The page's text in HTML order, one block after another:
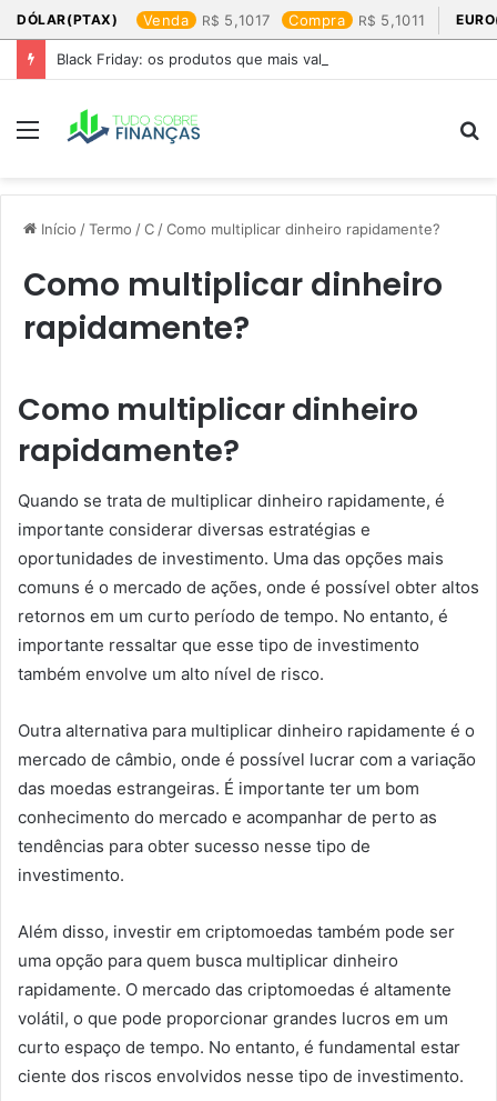
DÓLAR(PTAX) Venda 5,1017 Compra 5,1011
Black Friday: os produtos que mais valem a pena
Menu
Início /Termo /C /Como multiplicar dinheiro rapidamente?
Como multiplicar dinheiro
rapidamente?
Como multiplicar dinheiro
rapidamente?
Quando se trata de multiplicar dinheiro rapidamente, é
importante considerar diversas estratégias e
oportunidades de investimento. Uma das opções mais
comuns é o mercado de ações, onde é possível obter altos
retornos em um curto período de tempo. No entanto, é
importante ressaltar que esse tipo de investimento
também envolve um alto nível de risco.
Outra alternativa para multiplicar dinheiro rapidamente é o
mercado de câmbio, onde é possível lucrar com a variação
das moedas estrangeiras. É importante ter um bom
conhecimento do mercado e acompanhar de perto as
tendências para obter sucesso nesse tipo de
investimento.
Além disso, investir em criptomoedas também pode ser
uma opção para quem busca multiplicar dinheiro
rapidamente. O mercado das criptomoedas é altamente
volátil, o que pode proporcionar grandes lucros em um
curto espaço de tempo. No entanto, é fundamental estar
ciente dos riscos envolvidos nesse tipo de investimento.